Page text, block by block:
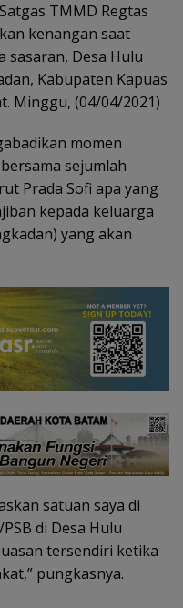
TMMD Regtas
kenangan saat
sasaran, Desa Hulu
Kabupaten Kapuas
Minggu, (04/04/2021)
momen
sejumlah
Prada Sofi apa yang
kepada keluarga
yang akan
satuan saya di
di Desa Hulu
tersendiri ketika
pungkasnya.